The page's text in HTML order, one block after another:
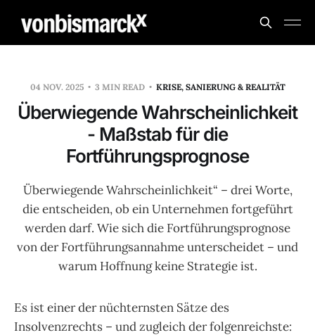
04 NOV. 2025 3 MIN READ KRISE, SANIERUNG & REALITÄT
Überwiegende Wahrscheinlichkeit
- Maßstab für die
Fortführungsprognose
Überwiegende Wahrscheinlichkeit“ – drei Worte,
die entscheiden, ob ein Unternehmen fortgeführt
werden darf. Wie sich die Fortführungsprognose
von der Fortführungsannahme unterscheidet – und
warum Hoffnung keine Strategie ist.
Es ist einer der nüchternsten Sätze des
Insolvenzrechts – und zugleich der folgenreichste: